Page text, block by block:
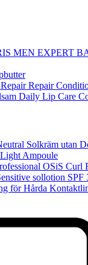
MEN EXPERT
Repair
Daily Lip Care
Solkräm utan
Ampoule
OSiS Curl
sollotion SPF
för Hårda